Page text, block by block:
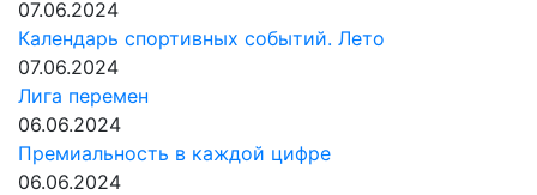
07.06.2024
Календарь спортивных событий. Лето
07.06.2024
Лига перемен
06.06.2024
Премиальность в каждой цифре
06.06.2024